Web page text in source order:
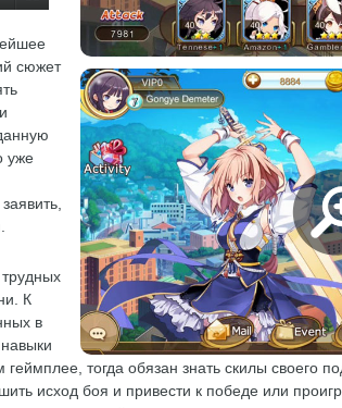
сюжет
уже
К
в
тогда обязан знать скилы своего
исход боя и привести к победе или